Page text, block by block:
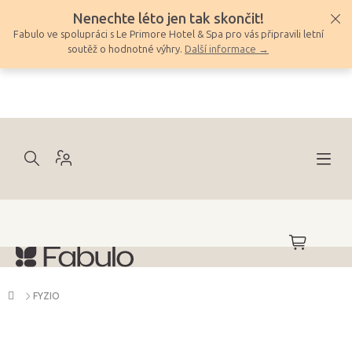
obsah
Nenechte léto jen tak skončit!
Fabulo ve spolupráci s Le Primore Hotel & Spa pro vás připravili letní
soutěž o hodnotné výhry. Další informace →
NÁKUPNÍ
KOŠÍK
Domů
FYZIO